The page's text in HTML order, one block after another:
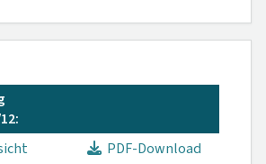
PDF-Download